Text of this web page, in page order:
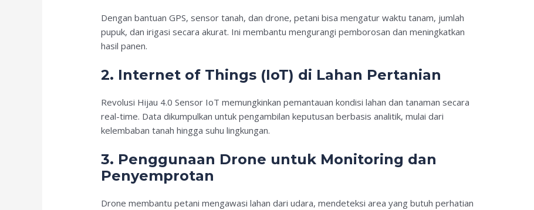
Dengan bantuan GPS, sensor tanah, dan drone, petani bisa mengatur waktu tanam, jumlah
pupuk, dan irigasi secara akurat. Ini membantu mengurangi pemborosan dan meningkatkan
hasil panen.
2. Internet of Things (IoT) di Lahan Pertanian
Revolusi Hijau 4.0 Sensor IoT memungkinkan pemantauan kondisi lahan dan tanaman secara
real-time. Data dikumpulkan untuk pengambilan keputusan berbasis analitik, mulai dari
kelembaban tanah hingga suhu lingkungan.
3. Penggunaan Drone untuk Monitoring dan
Penyemprotan
Drone membantu petani mengawasi lahan dari udara, mendeteksi area yang butuh perhatian